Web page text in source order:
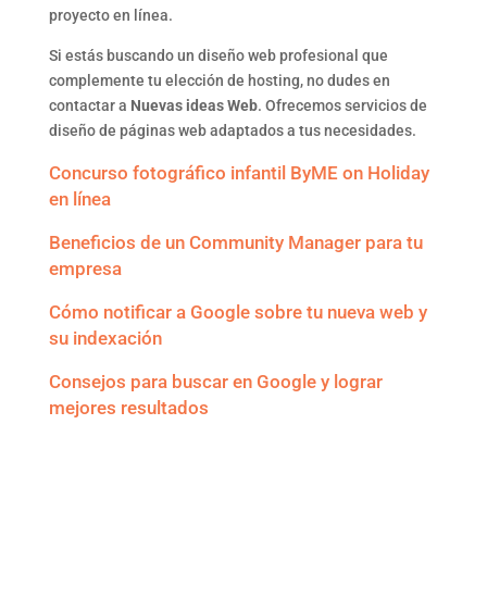
proyecto en línea.
Si estás buscando un diseño web profesional que
complemente tu elección de hosting, no dudes en
contactar a Nuevas ideas Web. Ofrecemos servicios de
diseño de páginas web adaptados a tus necesidades.
Concurso fotográfico infantil ByME on Holiday
en línea
Beneficios de un Community Manager para tu
empresa
Cómo notificar a Google sobre tu nueva web y
su indexación
Consejos para buscar en Google y lograr
mejores resultados